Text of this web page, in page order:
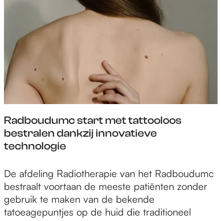
n
w
a
r
m
t
e
o
i
n
e
n
e
2
z
r
e
s
w
a
r
m
Radboudumc start met tattooloos
bestralen dankzij innovatieve
technologie
R
a
d
b
De afdeling Radiotherapie van het Radboudumc
bestraalt voortaan de meeste patiënten zonder
gebruik te maken van de bekende
tatoeagepuntjes op de huid die traditioneel